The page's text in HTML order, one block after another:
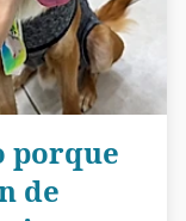
porque
de